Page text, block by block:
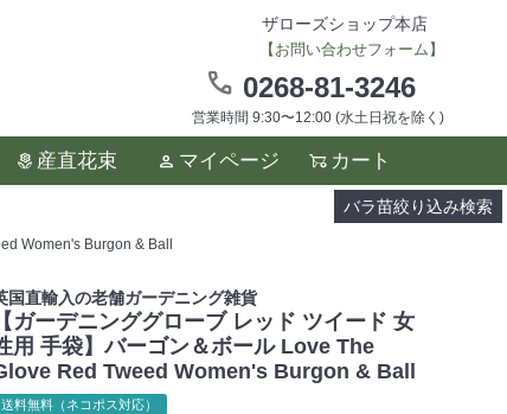
ザローズショップ本店
【お問い合わせフォーム】
0268-81-3246
営業時間 9:30〜12:00 (水土日祝を除く)
産直花束 マイページ カート
バラ苗絞り込み検索
。
Women's Burgon & Ball
国直輸入の老舗ガーデニング雑貨
【ガーデニンググローブ レッド ツイード 女
用 手袋】バーゴン＆ボール Love The
Red Tweed Women's Burgon & Ball
送料無料（ネコポス対応）